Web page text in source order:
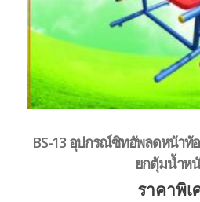
BS-13 อุปกรณ์ซิทอัพลดหน้าท้
ยกตุ้มน้ำห
ราคาพิเ